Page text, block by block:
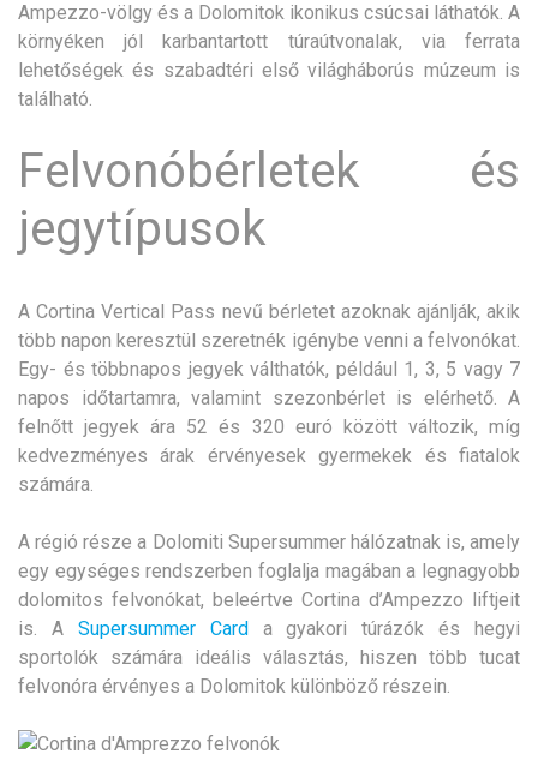
Ampezzo-völgy és a Dolomitok ikonikus csúcsai láthatók. A
környéken jól karbantartott túraútvonalak, via ferrata
lehetőségek és szabadtéri első világháborús múzeum is
található.
Felvonóbérletek és
jegytípusok
A Cortina Vertical Pass nevű bérletet azoknak ajánlják, akik
több napon keresztül szeretnék igénybe venni a felvonókat.
Egy- és többnapos jegyek válthatók, például 1, 3, 5 vagy 7
napos időtartamra, valamint szezonbérlet is elérhető. A
felnőtt jegyek ára 52 és 320 euró között változik, míg
kedvezményes árak érvényesek gyermekek és fiatalok
számára.
A régió része a Dolomiti Supersummer hálózatnak is, amely
egy egységes rendszerben foglalja magában a legnagyobb
dolomitos felvonókat, beleértve Cortina d’Ampezzo liftjeit
is. A Supersummer Card a gyakori túrázók és hegyi
sportolók számára ideális választás, hiszen több tucat
felvonóra érvényes a Dolomitok különböző részein.